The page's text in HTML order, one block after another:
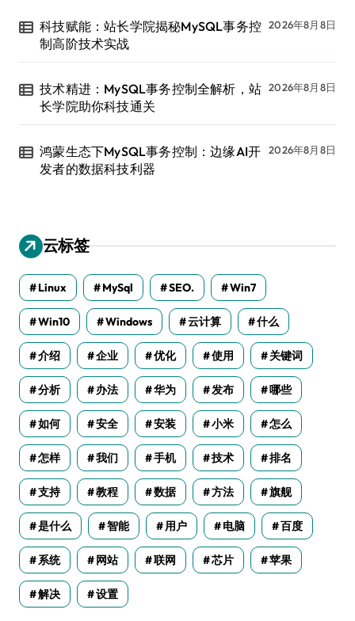
科技赋能：站长学院揭秘MySQL事务控
制高阶技术实战
2026年8月8日
技术精进：MySQL事务控制全解析，站
长学院助你科技通关
2026年8月8日
鸿蒙生态下MySQL事务控制：边缘AI开
发者的数据科技利器
2026年8月8日
云标签
Linux MySql SEO. Win7
Win10 Windows 云计算 什么
介绍 企业 优化 使用 关键词
分析 办法 华为 发布 哪些
如何 安全 安装 小米 怎么
怎样 我们 手机 技术 排名
支持 教程 数据 方法 旗舰
是什么 智能 用户 电脑 百度
系统 网站 联网 芯片 苹果
解决 设置